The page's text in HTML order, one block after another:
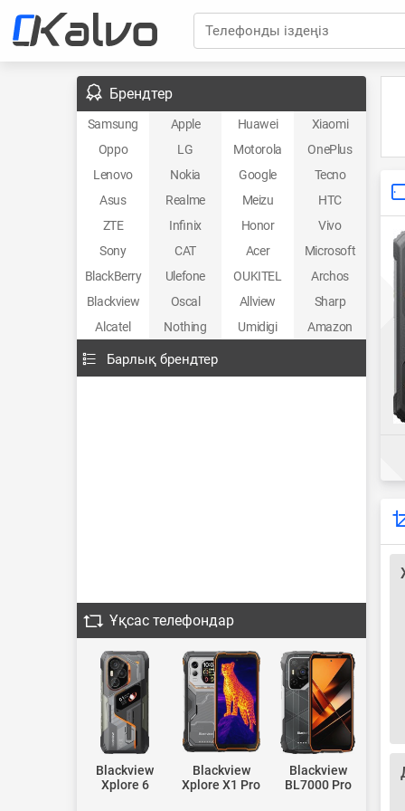
Телефонды іздеңіз
Брендтер
Samsung Apple Huawei
Xiaomi
Oppo
LG Motorola
OnePlus
Lenovo
Nokia Google
Tecno
Asus
Realme Meizu
HTC
ZTE
Infinix Honor
Vivo
Sony
CAT Acer
Microsoft
BlackBerry
Ulefone OUKITEL
Archos
Blackview
Oscal Allview
Sharp
Alcatel
Nothing Umidigi Amazon
Барлық брендтер
Ұқсас телефондар
Blackview
Xplore 6
Blackview
Xplore X1 Pro
Blackview
BL7000 Pro